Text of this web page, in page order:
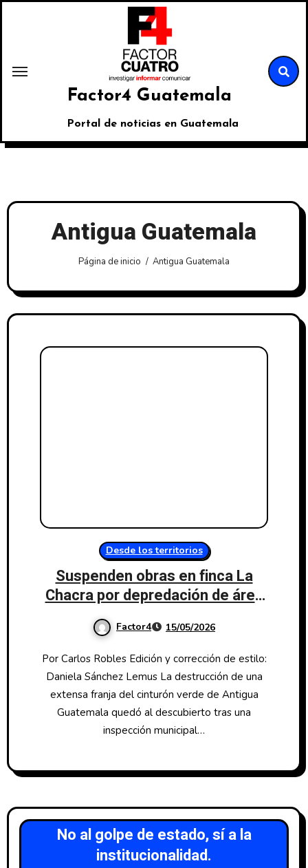
Factor4 Guatemala
Portal de noticias en Guatemala
Antigua Guatemala
Página de inicio Antigua Guatemala
Desde los territorios
Suspenden obras en finca La
Chacra por depredación de área
protegida del cinturón verde en
Antigua Guatemala
Factor4 15/05/2026
Por Carlos Robles Edición y corrección de estilo:
Daniela Sánchez Lemus La destrucción de una
extensa franja del cinturón verde de Antigua
Guatemala quedó al descubierto tras una
inspección municipal…
No al golpe de estado, sí a la
institucionalidad.